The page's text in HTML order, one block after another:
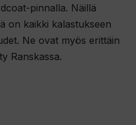
pinnalla. Näillä
on kaikki kalastukseen
Ne ovat myös erittäin
Ranskassa.